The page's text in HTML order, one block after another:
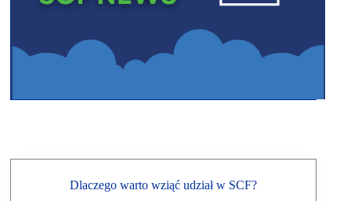
Dlaczego warto wziąć udział w SCF?